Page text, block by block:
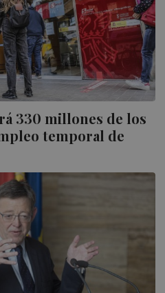
330 millones de los
temporal de